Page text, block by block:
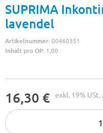
SUPRIMA
lavendel
Artikelnummer:00460351
Inhalt pro OP: 1,00
16,30 € exkl. 19% USt.